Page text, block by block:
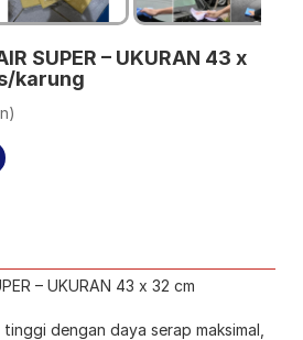
SUPER – UKURAN 43 x
karung
– UKURAN 43 x 32 cm
dengan daya serap maksimal,